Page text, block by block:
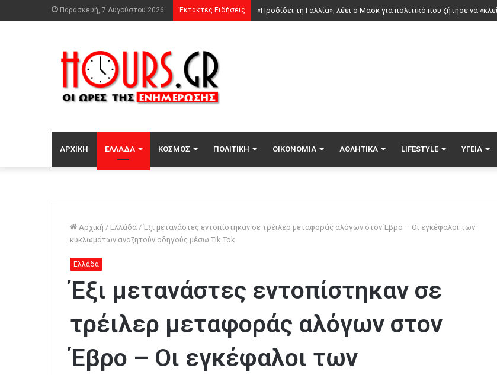
Παρασκευή, 7 Αυγούστου 2026 Έκτακτες Ειδήσεις
ΑΡΧΙΚΉ ΕΛΛΆΔΑ ΚΌΣΜΟΣ ΠΟΛΙΤΙΚΉ ΟΙΚΟΝΟΜΊΑ ΑΘΛΗΤΙΚΆ LIFESTYLE ΥΓΕΊΑ
Αρχική / Ελλάδα / Έξι μετανάστες εντοπίστηκαν σε τρέιλερ μεταφοράς αλόγων στον Έβρο – Οι εγκέφαλοι των
κυκλωμάτων αναζητούν οδηγούς μέσω Tik Tok
Ελλάδα
Έξι μετανάστες εντοπίστηκαν σε
τρέιλερ μεταφοράς αλόγων στον
Έβρο – Οι εγκέφαλοι των